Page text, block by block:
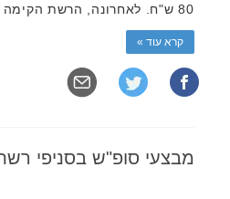
80 ש"ח. לאחרונה, הרשת הקימה את קבוצת …
קרא עוד »
מבצעי סופ"ש בסניפי